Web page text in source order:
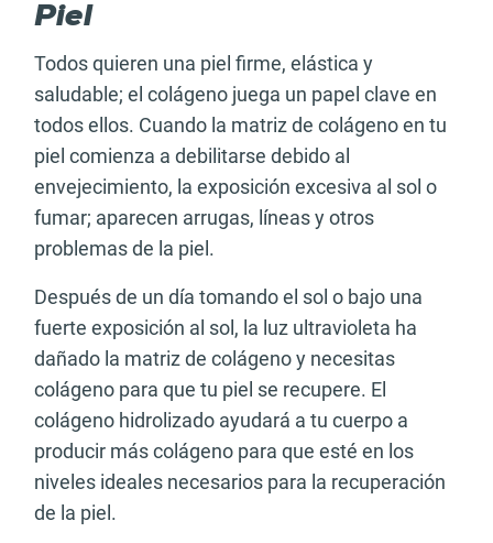
Piel
Todos quieren una piel firme, elástica y
saludable; el colágeno juega un papel clave en
todos ellos. Cuando la matriz de colágeno en tu
piel comienza a debilitarse debido al
envejecimiento, la exposición excesiva al sol o
fumar; aparecen arrugas, líneas y otros
problemas de la piel.
Después de un día tomando el sol o bajo una
fuerte exposición al sol, la luz ultravioleta ha
dañado la matriz de colágeno y necesitas
colágeno para que tu piel se recupere. El
colágeno hidrolizado ayudará a tu cuerpo a
producir más colágeno para que esté en los
niveles ideales necesarios para la recuperación
de la piel.